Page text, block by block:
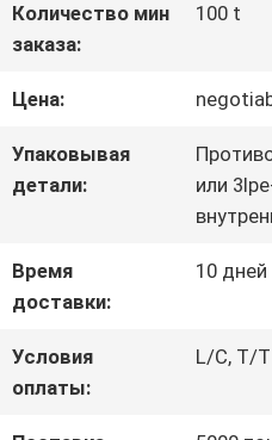
СВЯЖИТЕСЬ
С
НАМИ
НОВОСТИ
ЗАПРОСИТЕ
Количество мин
заказа:
100 t
Цена:
Упаковывая
детали:
или
Время
доставки:
10 дней
Условия
оплаты:
L/C, T/T